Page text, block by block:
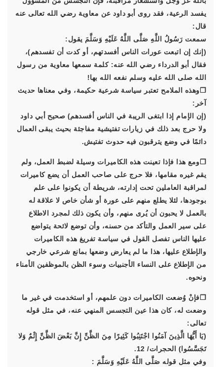
يفسد الرعية، فقد روى أبو داود عن معاوية رضي الله تعالى عنه
قال:
سمعت رَسُولُ اللَّهِ صَلَّى اللَّهُ عَلَيْهِ وَسَلَّمَ يقول:
(إنك إن اتبعت عورات الناس أفسدتهم، أو كدت أن تفسدهم)،
فقال أبو الدرداء رضي الله عنه: كلمة سمعها معاوية من رسول
الله صلى الله عليه وسلم نفعه الله بها!
❐وهذه الملامح تعتبر سياسة شرعية حكيمة، وفي معناها حديث
آخر:
(إن الإمام إذا ابتغى الريبة في الناس أفسدهم) صحيح أبي داود
ولا حرج بعد ذلك في زيارات تفتيشية مفاجئة بحيث يبقى العمال
دائمًا في وضع يترقبون فيه حدوث تفتيش.
❐ومع هذا فإذا تعينت هذه الكاميرات وسيلة لضبط العمل، ولم
يقم غيره مقامها، فلا حرج على صاحب العمل أن يضع كاميرات
لمراقبة العاملين تحت إدارته، شريطة أن يكونوا على علم
بوجودها، لئلا يطلع منهم على عورة أو شأن خاص لا علاقة له
بالعمل لا يحبون أن يُرى منهم، وأن يكون ذلك لمجرد الاطلاع
على سير العمل والتأكد من حسنه، وأن توضع لائحة يتواضع
عليها الناس تفصل القول في سياسة تفريغ هذه الكاميرات
والإطلاع عليها، هذا ما لم يعارض وضعها بمانع شرعي خارجي
من الإطلاع على النساء الأجنبيات وسوء الظن بالموظفين الأمناء
ونحوه.
❐فإنْ وُضعت الكاميرات دون علمهم، أو استخدمت في غير ما
وضعت له، كان هذا عين التجسس المنهي عنه، في مثل قوله
تعالى:
(يَا أَيُّهَا الَّذِينَ آمَنُوا اجْتَنِبُوا كَثِيرًا مِنَ الظَّنِّ إِنَّ بَعْضَ الظَّنِّ إِثْمٌ وَلا
تَجَسَّسُوا) الحجرات/ 12.
وفي مثل قوله صَلَّى اللَّهُ عَلَيْهِ وَسَلَّمَ :